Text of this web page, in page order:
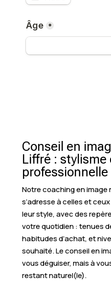
Conseil en
Liffré : stylisme
professionnelle
Notre coaching en image
s’adresse à celles et
leur style, avec des
votre quotidien : tenues
habitudes d’achat, et
souhaité. Le conseil en
vous déguiser, mais à
restant naturel(le).